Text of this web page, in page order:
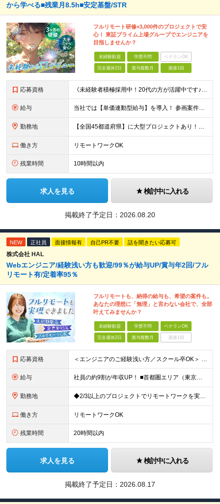
から学べる■残業月8.5h■安定基盤/STR
フルリモート研修×3,000件のプロジェクトで安
心！ 東証プライム上場グループでエンジニアを
目指しませんか？
未経験歓迎 学歴不問 ベテランOK
完全週休2日 賞与複数月 面接1回
応募資格 《未経験者積極採用中！20代の方が活躍中です♪》 ◎約4割が実務未経験入社！ ■学歴・職歴は一切問いません！ ■第二新卒の方もお気軽にご相談ください♪ ■入社してから数年は、転勤の可能性があります
給与 当社では【単価連動型給与】を導入！ 参画案件の契約単価に連動して給与が決定。 還元率は単価の【70％～80％】と東証プライム上場グループとして高水準です！（社会保険料・教育コスト含む） ■関東：月給
勤務地 【全国45都道府県】に大型プロジェクトあり！※ 四国・沖縄を除く 主要勤務地： 北海道/宮城県/栃木県/埼玉県/千葉県/東京都/神奈川県/愛知県/大阪府/京都府/兵庫県/広島県/福岡県/熊本県 ※勤
働き方 リモートワークOK
残業時間 10時間以内
求人を見る 検討中に入れる
掲載終了予定日： 2026.08.20
NEW 正社員 面接情報有 自己PR不要 話を聞きたい応募可
株式会社 HAL
Webエンジニア/経験浅い方も歓迎/99％が給与UP/賞与年2回/フル
リモート有/定着率95％
フルリモートも、納得の給与も、希望の案件も。
あなたの理想に「無理」と言わない会社で、全部
叶えてみませんか？
未経験歓迎 学歴不問 ベテランOK
完全週休2日 賞与複数月 面接1回
応募資格 ＜エンジニアのご経験浅い方／スクール卒OK＞ ◆学歴不問 ◆未経験OK ＜こんな方は大歓迎！＞ ◎今の収入に不満がある方 ◎新しい言語・スキルに挑戦したい方 ◎腰を据えて活躍したい方 ◎頑張りを評価
給与 社員の約9割が年収UP！ ■首都圏エリア（東京、神奈川、千葉、埼玉勤務） 月給25万円～26万円（固定残業代含む） ※固定残業代は、時間外労働の有無に関わらず17時間分を30,000円～31,200
勤務地 ◆2/3以上のプロジェクトでリモートワークを実施中！ ≪自社拠点≫ ・東京本社／東京都千代田区丸の内二丁目6番1号 丸の内パークビルディング6階 ・関西支社／⼤阪府⼤阪市中央区安⼟町2-3-13 ⼤
働き方 リモートワークOK
残業時間 20時間以内
求人を見る 検討中に入れる
掲載終了予定日： 2026.08.17